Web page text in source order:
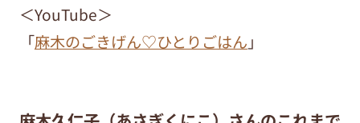
＜YouTube＞
「麻木のごきげん♡ひとりごはん 」